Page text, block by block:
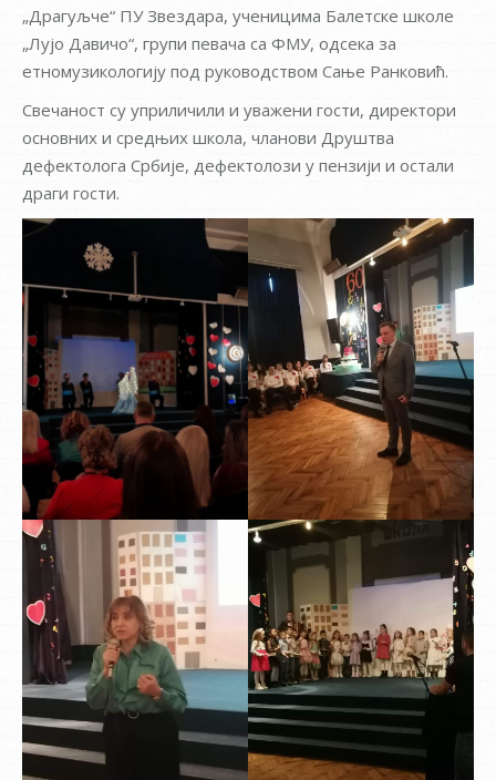
„Драгуљче“ ПУ Звездара, ученицима Балетске школе
„Лујо Давичо“, групи певача са ФМУ, одсека за
етномузикологију под руководством Сање Ранковић.
Свечаност су уприличили и уважени гости, директори
основних и средњих школа, чланови Друштва
дефектолога Србије, дефектолози у пензији и остали
драги гости.